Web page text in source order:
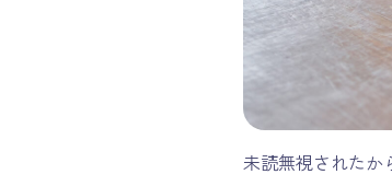
未読無視されたか